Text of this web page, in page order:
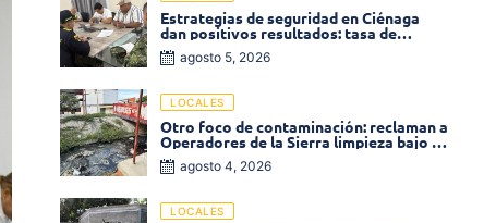
Estrategias de seguridad en Ciénaga
dan positivos resultados: tasa de
homicidios disminuyó un 58% en 2026
agosto 5, 2026
LOCALES
Otro foco de contaminación: reclaman a
Operadores de la Sierra limpieza bajo el
puente de la calle 19 con carrera 11
agosto 4, 2026
LOCALES